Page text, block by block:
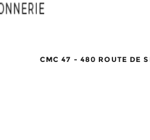
CMC 47 - 480 ROUTE DE